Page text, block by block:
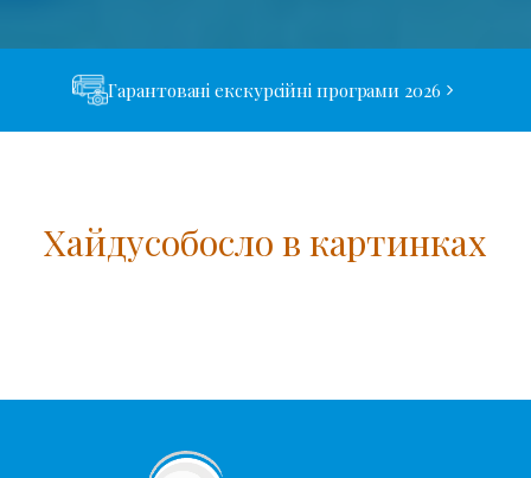
Гарантовані екскурсійні програми 2026
Хайдусобосло в картинках